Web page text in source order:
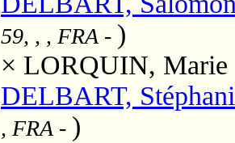
59, , , FRA - )
× LORQUIN, Marie
DELBART,
, FRA - )